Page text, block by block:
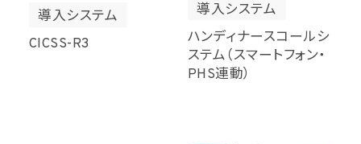
導入システム
CICSS-R3
導入システム
ハンディナースコールシ
ステム（スマートフォン・
PHS連動）